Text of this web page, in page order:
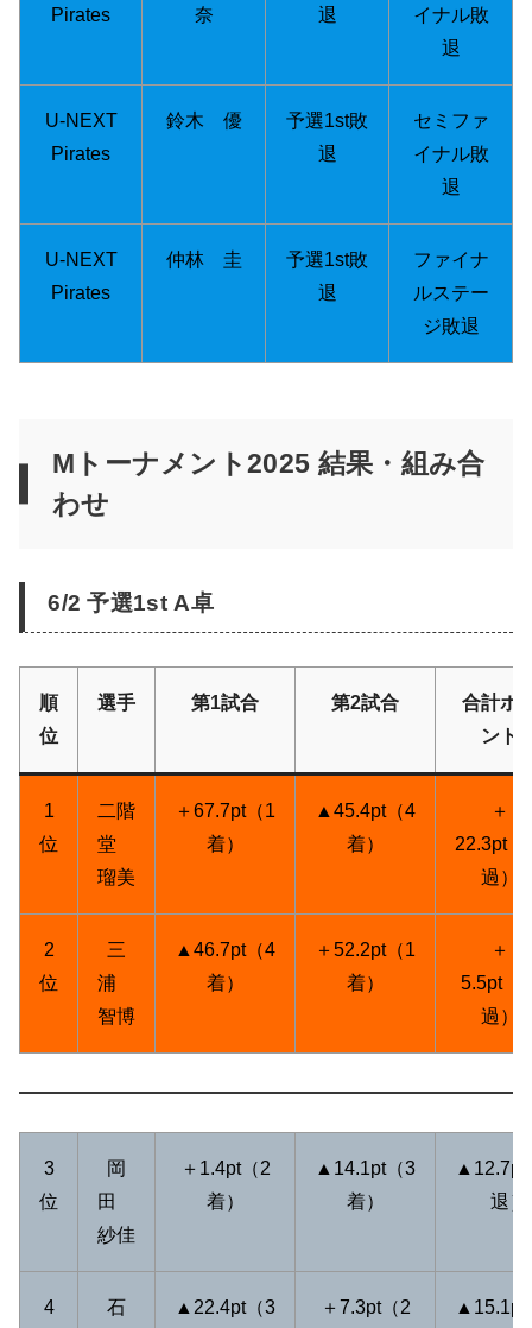
Pirates
奈
退
イナル敗
退
U-NEXT
Pirates
鈴木 優
予選1st敗
退
セミファ
イナル敗
退
U-NEXT
Pirates
仲林 圭
予選1st敗
退
ファイナ
ルステー
ジ敗退
Mトーナメント2025 結果・組み合
わせ
6/2 予選1st A卓
順
位
選手 第1試合 第2試合
合計ポ
ント
1
位
二階
堂
瑠美
＋67.7pt（1
着）
▲45.4pt（4
着）
＋
22.3pt（
過）
2
位
三
浦
智博
▲46.7pt（4
着）
＋52.2pt（1
着）
＋
5.5pt（
過）
3
位
岡
田
紗佳
＋1.4pt（2
着）
▲14.1pt（3
着）
▲12.7pt
退）
4
石
▲22.4pt（3
＋7.3pt（2
▲15.1pt